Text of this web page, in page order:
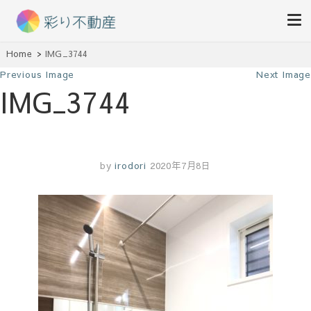
彩り不動産
Home IMG_3744
Previous Image Next Image
IMG_3744
by irodori 2020年7月8日